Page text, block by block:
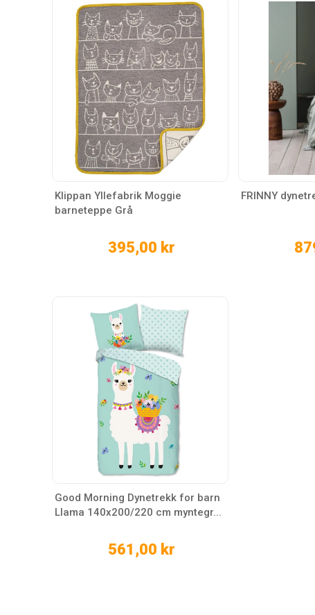
Klippan Yllefabrik Moggie
barneteppe Grå
395,00 kr
FRINNY
Good Morning Dynetrekk for barn
Llama 140x200/220 cm myntegr...
561,00 kr